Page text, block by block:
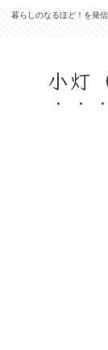
暮らしのなるほど！を発
小灯